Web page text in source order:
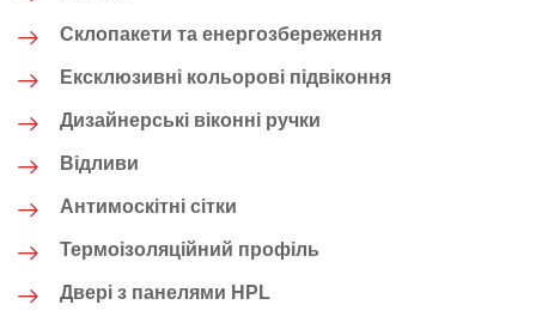
Склопакети та енергозбереження
Ексклюзивні кольорові підвіконня
Дизайнерські віконні ручки
Відливи
Антимоскітні сітки
Термоізоляційний профіль
Двері з панелями HPL